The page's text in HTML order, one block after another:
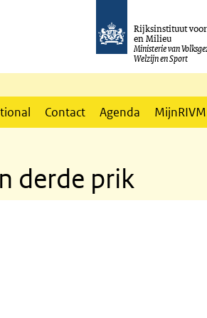
Rijksinstituut
en Milieu
Ministerie van
Welzijn en Sport
Contact Agenda MijnRIVM
derde prik